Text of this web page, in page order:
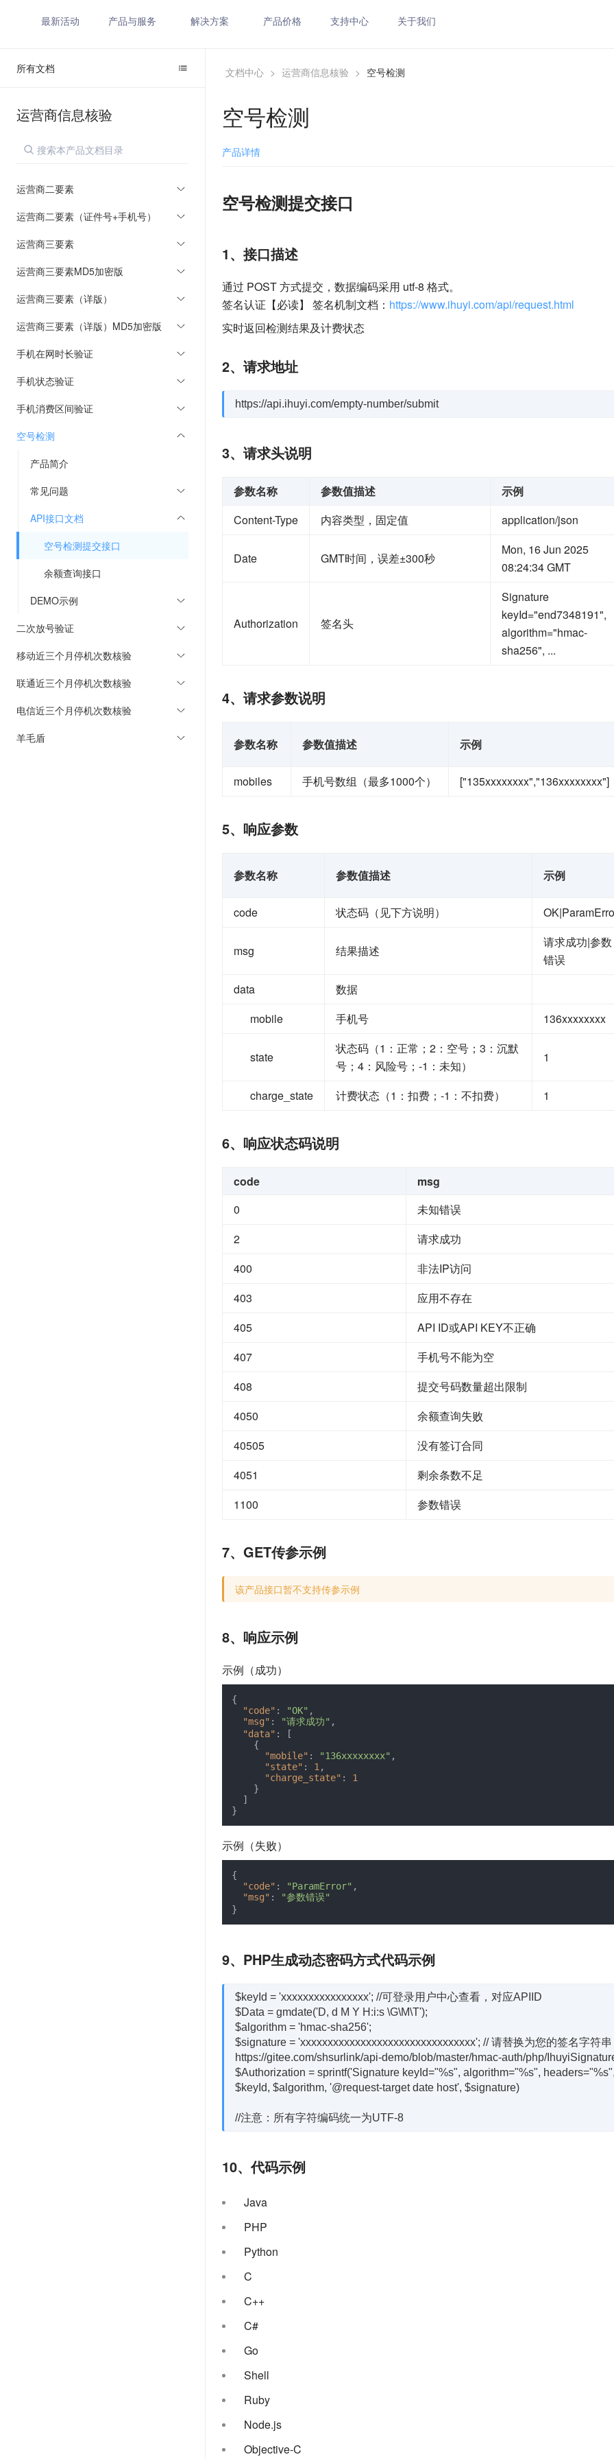
最新活动 产品与服务 解决方案 产品价格 支持中心 关于我们
所有文档
运营商信息核验
运营商二要素
运营商二要素（证件号+手机号）
运营商三要素
运营商三要素MD5加密版
运营商三要素（详版）
运营商三要素（详版）MD5加密版
手机在网时长验证
手机状态验证
手机消费区间验证
空号检测
产品简介
常见问题
API接口文档
空号检测提交接口
余额查询接口
DEMO示例
二次放号验证
移动近三个月停机次数核验
联通近三个月停机次数核验
电信近三个月停机次数核验
羊毛盾
文档中心 > 运营商信息核验 > 空号检测
空号检测
产品详情
空号检测提交接口
1、接口描述
通过 POST 方式提交，数据编码采用 utf-8 格式。
签名认证【必读】 签名机制文档： https://www.ihuyi.com/api/request.html
实时返回检测结果及计费状态
2、请求地址
https://api.ihuyi.com/empty-number/submit
3、请求头说明
参数名称 参数值描述
示例
Content-Type
内容类型，固定值 application/json
Date GMT时间，误差±300秒
Mon, 16 Jun 2025
08:24:34 GMT
Authorization 签名头
Signature
keyId="end7348191",
algorithm="hmac-
sha256", ...
4、请求参数说明
参数名称 参数值描述 示例
mobiles 手机号数组（最多1000个） ["135xxxxxxxx","136xxxxxxxx"]
5、响应参数
参数名称 参数值描述 示例
code 状态码（见下方说明）
msg 结果描述
请求成功|参数
错误
data
数据
mobile
手机号 136xxxxxxxx
state
状态码（1：正常；2：空号；3：沉默
号；4：风险号；-1：未知）
1
charge_state 计费状态（1：扣费；-1：不扣费） 1
6、响应状态码说明
code
msg
0
未知错误
2
请求成功
400
非法IP访问
403
应用不存在
405
API ID或API KEY不正确
407
手机号不能为空
408
提交号码数量超出限制
4050
余额查询失败
40505
没有签订合同
4051
剩余条数不足
1100
参数错误
7、GET传参示例
该产品接口暂不支持传参示例
8、响应示例
示例（成功）
{
"code" : "OK" ,
"msg" : "请求成功" ,
"data" :
[
{
"mobile" : "136xxxxxxxx" ,
"state" : 1 ,
"charge_state" :
1
}
]
}
示例（失败）
{
"code" : "ParamError" ,
"msg" :
"参数错误"
}
9、PHP生成动态密码方式代码示例
$keyId = 'xxxxxxxxxxxxxxxx'; //可登录用户中心查看，对应APIID
$Data = gmdate('D, d M Y H:i:s \G\M\T');
$algorithm = 'hmac-sha256';
$signature = 'xxxxxxxxxxxxxxxxxxxxxxxxxxxxxxxx'; // 请替换为您的签名字符
https://gitee.com/shsurlink/api-demo/blob/master/hmac-auth/php/
$Authorization = sprintf('Signature keyId="%s", algorithm="%s",
$keyId, $algorithm, '@request-target date host', $signature)
10、代码示例
Java
PHP
Python
C
C++
C#
Go
Shell
Ruby
Node.js
Objective-C